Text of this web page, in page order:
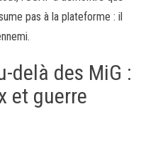
pas à la plateforme : il
delà des MiG :
et guerre